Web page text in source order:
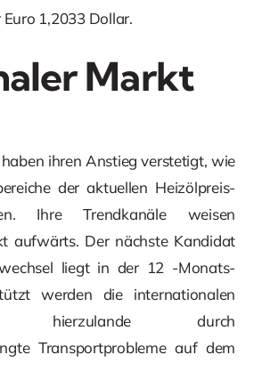
1,2033 Dollar.
Markt
ihren Anstieg verstetigt, wie
der aktuellen Heizölpreis-
Ihre Trendkanäle weisen
aufwärts. Der nächste Kandidat
liegt in der 12 -Monats-
werden die internationalen
hierzulande durch
Transportprobleme auf dem